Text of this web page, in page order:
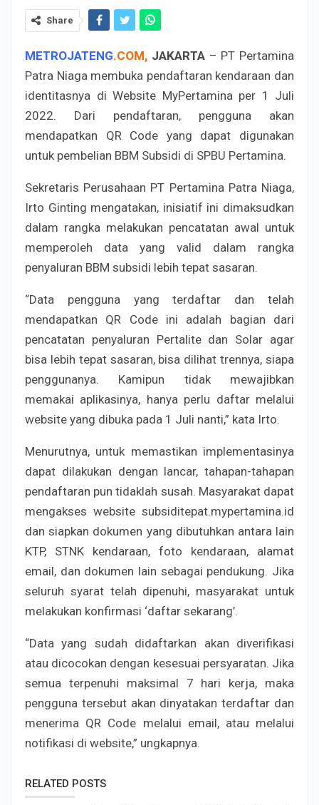
Share
METROJATENG.COM, JAKARTA– PT Pertamina
Patra Niaga membuka pendaftaran kendaraan dan
identitasnya di Website MyPertamina per 1 Juli
2022. Dari pendaftaran, pengguna akan
mendapatkan QR Code yang dapat digunakan
untuk pembelian BBM Subsidi di SPBU Pertamina.
Sekretaris Perusahaan PT Pertamina Patra Niaga,
Irto Ginting mengatakan, inisiatif ini dimaksudkan
dalam rangka melakukan pencatatan awal untuk
memperoleh data yang valid dalam rangka
penyaluran BBM subsidi lebih tepat sasaran.
“Data pengguna yang terdaftar dan telah
mendapatkan QR Code ini adalah bagian dari
pencatatan penyaluran Pertalite dan Solar agar
bisa lebih tepat sasaran, bisa dilihat trennya, siapa
penggunanya. Kamipun tidak mewajibkan
memakai aplikasinya, hanya perlu daftar melalui
website yang dibuka pada 1 Juli nanti,” kata Irto.
Menurutnya, untuk memastikan implementasinya
dapat dilakukan dengan lancar, tahapan-tahapan
pendaftaran pun tidaklah susah. Masyarakat dapat
mengakses website subsiditepat.mypertamina.id
dan siapkan dokumen yang dibutuhkan antara lain
KTP, STNK kendaraan, foto kendaraan, alamat
email, dan dokumen lain sebagai pendukung. Jika
seluruh syarat telah dipenuhi, masyarakat untuk
melakukan konfirmasi ‘daftar sekarang’.
“Data yang sudah didaftarkan akan diverifikasi
atau dicocokan dengan kesesuai persyaratan. Jika
semua terpenuhi maksimal 7 hari kerja, maka
pengguna tersebut akan dinyatakan terdaftar dan
menerima QR Code melalui email, atau melalui
notifikasi di website,” ungkapnya.
RELATED POSTS